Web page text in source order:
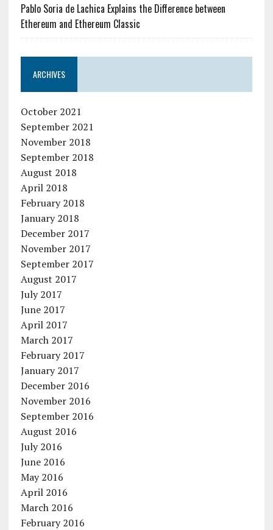
Pablo Soria de Lachica Explains the Difference between
Ethereum and Ethereum Classic
ARCHIVES
October 2021
September 2021
November 2018
September 2018
August 2018
April 2018
February 2018
January 2018
December 2017
November 2017
September 2017
August 2017
July 2017
June 2017
April 2017
March 2017
February 2017
January 2017
December 2016
November 2016
September 2016
August 2016
July 2016
June 2016
May 2016
April 2016
March 2016
February 2016